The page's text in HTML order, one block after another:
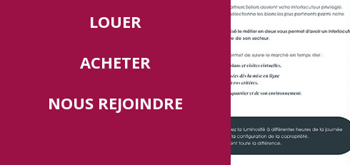
LOUER
ACHETER
NOUS REJOINDRE